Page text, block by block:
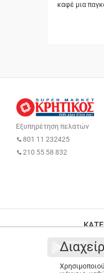
καφέ μια
Εξυπηρέτηση πελατών
801 11 232425
210 55 58 832